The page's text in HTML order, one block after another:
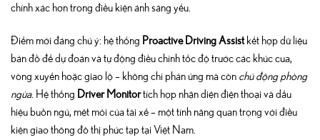
chính xác hơn trong điều kiện ánh sáng yếu.
Điểm mới đáng chú ý: hệ thống Proactive Driving Assistkết hợp dữ liệu
bản đồ để dự đoán và tự động điều chỉnh tốc độ trước các khúc cua,
vòng xuyến hoặc giao lộ – không chỉ phản ứng mà còn chủ động phòng
ngừa. Hệ thống Driver Monitortích hợp nhận diện điện thoại và dấu
hiệu buồn ngủ, mệt mỏi của tài xế – một tính năng quan trọng với điều
kiện giao thông đô thị phức tạp tại Việt Nam.